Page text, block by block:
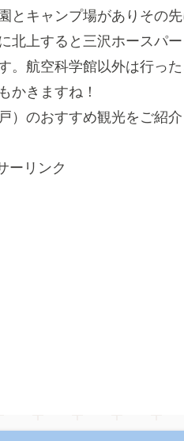
とキャンプ場がありその
北上すると三沢ホースパ
。航空科学館以外は行っ
かきますね！
のおすすめ観光をご紹介
ーリンク